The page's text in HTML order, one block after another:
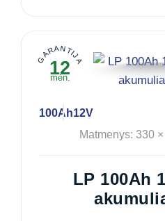
GARANTIJA
12
mėn.
100Ah12V
Matmenys: 330
LP 100Ah